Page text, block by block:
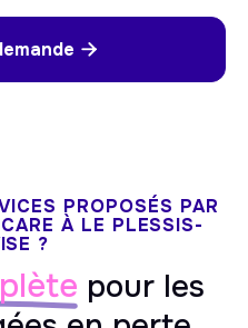

PROPOSÉS PAR
À LE PLESSIS-
?
pour les